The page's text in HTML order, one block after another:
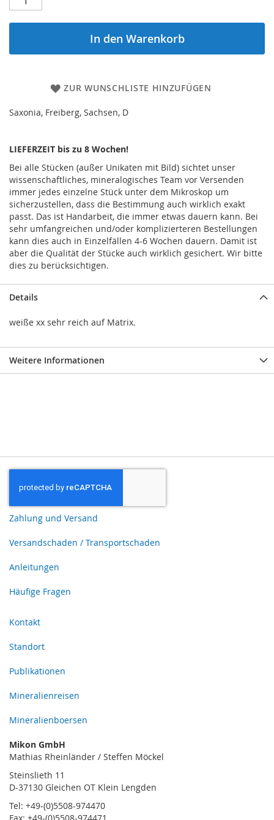
In den Warenkorb
ZUR WUNSCHLISTE HINZUFÜGEN
Saxonia, Freiberg, Sachsen, D
LIEFERZEIT bis zu 8 Wochen!
Bei alle Stücken (außer Unikaten mit Bild) sichtet unser
wissenschaftliches, mineralogisches Team vor Versenden
immer jedes einzelne Stück unter dem Mikroskop um
sicherzustellen, dass die Bestimmung auch wirklich exakt
passt. Das ist Handarbeit, die immer etwas dauern kann. Bei
sehr umfangreichen und/oder komplizierteren Bestellungen
kann dies auch in Einzelfällen 4-6 Wochen dauern. Damit ist
aber die Qualität der Stücke auch wirklich gesichert. Wir bitte
dies zu berücksichtigen.
Details
weiße xx sehr reich auf Matrix.
Weitere Informationen
Zahlung und Versand
Versandschaden / Transportschaden
Anleitungen
Häufige Fragen
Kontakt
Standort
Publikationen
Mineralienreisen
Mineralienboersen
Mikon GmbH
Mathias Rheinländer / Steffen Möckel
Steinslieth 11
D-37130 Gleichen OT Klein Lengden
Tel: +49-(0)5508-974470